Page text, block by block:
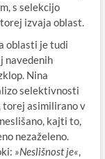
s selekcijo
izvaja oblast.
oblasti je tudi
navedenih
Nina
selektivnosti
torej asimilirano v
kajti to,
nezaželeno.
»Neslišnost je«,